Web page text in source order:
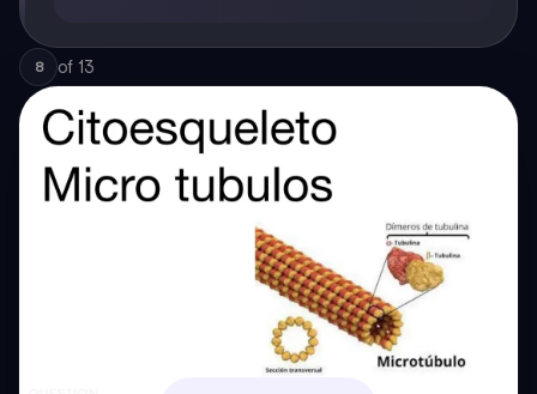
8 of 13